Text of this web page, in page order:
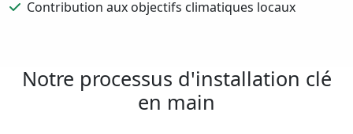
Contribution aux objectifs climatiques locaux
Notre processus d'installation clé
en main